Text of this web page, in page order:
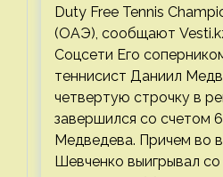
Duty Free Tennis
(ОАЭ), сообщают
Соцсети Его
теннисист Даниил
четвертую строчку в
завершился со счетом
Медведева. Причем во
Шевченко выигрывал со